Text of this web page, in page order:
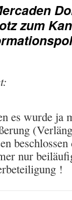
zum
es wurde ja
nur
!